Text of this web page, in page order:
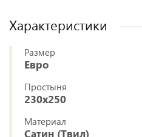
Характеристики
Размер
Евро
Простыня
230x250
Материал
Сатин (Твил)